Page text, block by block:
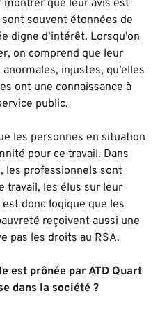
que leur avis est
souvent étonnées de
digne d’intérêt. Lorsqu’on
on comprend que leur
injustes, qu’elles
ont une connaissance à
public.
les personnes en situation
pour ce travail. Dans
les professionnels sont
travail, les élus sur leur
donc logique que les
reçoivent aussi une
pas les droits au RSA.
est prônée par ATD Quart
dans la société ?